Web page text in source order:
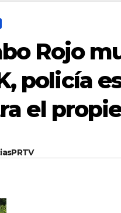
Rojo
policía
el